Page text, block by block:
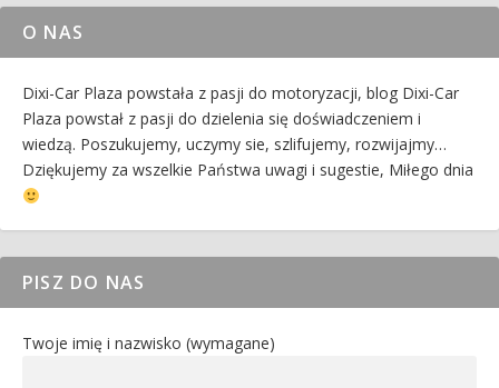
O NAS
Dixi-Car Plaza powstała z pasji do motoryzacji, blog Dixi-Car
Plaza powstał z pasji do dzielenia się doświadczeniem i
wiedzą. Poszukujemy, uczymy sie, szlifujemy, rozwijajmy…
Dziękujemy za wszelkie Państwa uwagi i sugestie, Miłego dnia
PISZ DO NAS
Twoje imię i nazwisko (wymagane)